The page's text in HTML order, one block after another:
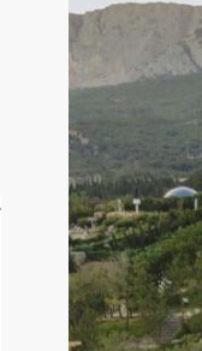
прогулок
#